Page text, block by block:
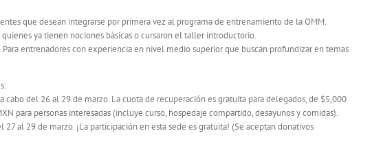
que desean integrarse por primera vez al programa de entrenamiento de la OMM.
quienes ya tienen nociones básicas o cursaron el taller introductorio.
Para entrenadores con experiencia en nivel medio superior que buscan profundizar en temas
cabo del 26 al 29 de marzo. La cuota de recuperación es gratuita para delegados, de $5,000
para personas interesadas (incluye curso, hospedaje compartido, desayunos y comidas).
27 al 29 de marzo. ¡La participación en esta sede es gratuita! (Se aceptan donativos